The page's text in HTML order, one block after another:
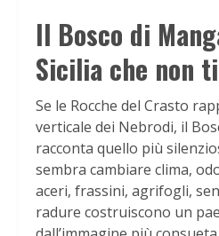
Il Bosco di
Sicilia che non
Se le Rocche del Crasto
verticale dei Nebrodi, il
racconta quello più
sembra cambiare clima,
aceri, frassini, agrifogli,
radure costruiscono un